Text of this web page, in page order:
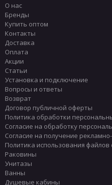
О нас
Бренды
Купить оптом
Контакты
Доставка
Оплата
Акции
Статьи
Установка и подключение
Вопросы и ответы
Возврат
Договор публичной оферты
Политика обработки
Согласие на обработку
Согласие на получение
Политика использования файлов
Раковины
Унитазы
Ванны
Душевые кабины